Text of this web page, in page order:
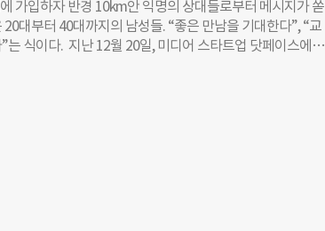
가입하자 반경 10km안 익명의 상대들로부터 메시지가 쏟
대부터 40대까지의 남성들. “좋은 만남을 기대한다”, “교
는 식이다. 지난 12월 20일, 미디어 스타트업 닷페이스에서